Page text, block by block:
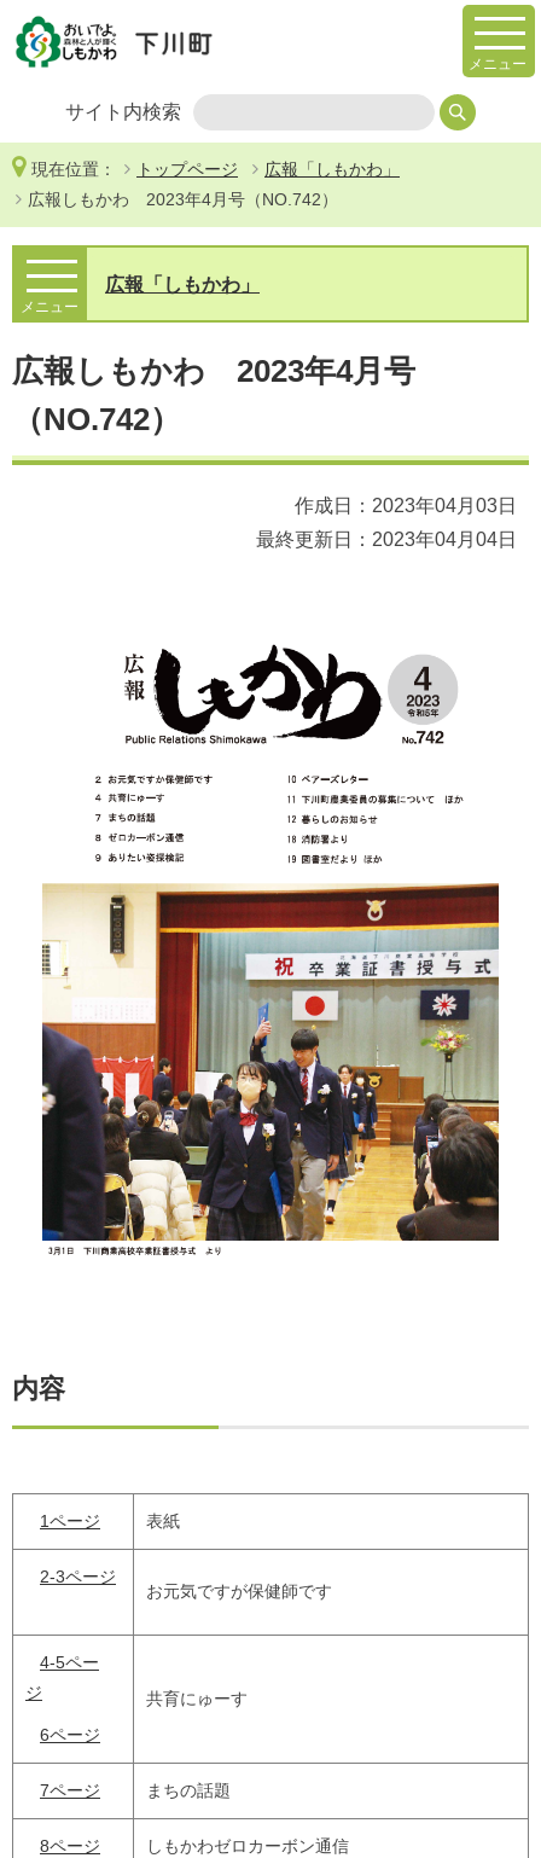
メニュー
サイト内検索
現在位置： トップページ
広報「しもかわ」
広報しもかわ 2023年4月号（NO.742）
広報しもかわ 2023年4月号
（NO.742）
作成日：2023年04月03日
最終更新日：2023年04月04日
内容
1ページ 表紙
2-3ページ
お元気ですが保健師です
4-5ペー
ジ
6ページ
共育にゅーす
7ページ まちの話題
8ページ しもかわゼロカーボン通信
メニュー
広報「しもかわ」